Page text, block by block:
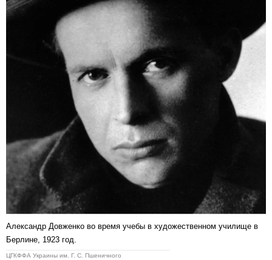
Александр Довженко во время учебы в художественном училище в
Берлине, 1923 год.
ЦГКФФА Украины им. Г. С. Пшеничного